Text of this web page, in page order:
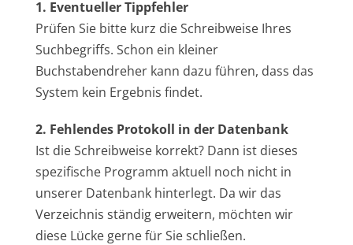
1. Eventueller Tippfehler
Prüfen Sie bitte kurz die Schreibweise Ihres
Suchbegriffs. Schon ein kleiner
Buchstabendreher kann dazu führen, dass das
System kein Ergebnis findet.
2. Fehlendes Protokoll in der Datenbank
Ist die Schreibweise korrekt? Dann ist dieses
spezifische Programm aktuell noch nicht in
unserer Datenbank hinterlegt. Da wir das
Verzeichnis ständig erweitern, möchten wir
diese Lücke gerne für Sie schließen.